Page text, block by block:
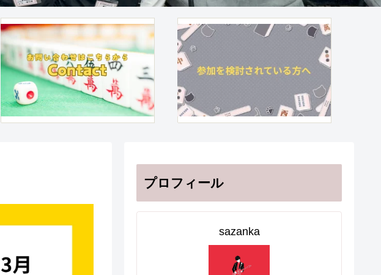
プロフィール
sazanka